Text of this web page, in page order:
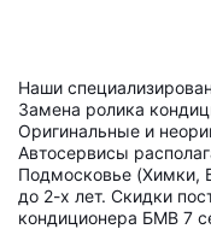
Наши
Замена ролика
Оригинальные и
Автосервисы
Подмосковье (Химки,
до 2-х лет. Скидки
кондиционера БМВ 7